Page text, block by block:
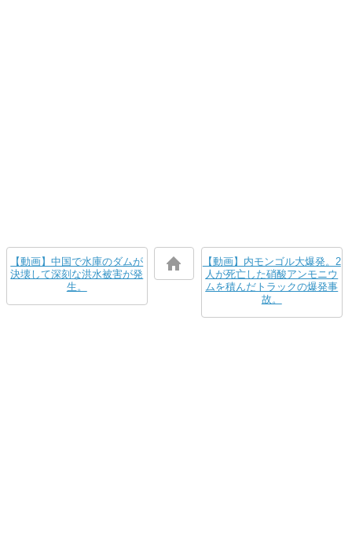
【動画】中国で水庫のダムが
決壊して深刻な洪水被害が発
生。
【動画】内モンゴル大爆発。2
人が死亡した硝酸アンモニウ
ムを積んだトラックの爆発事
故。